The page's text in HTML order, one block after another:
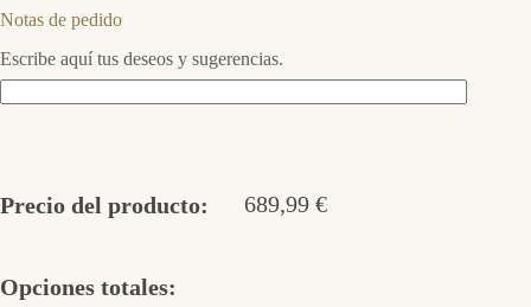
Notas de pedido
Escribe aquí tus deseos y sugerencias.
Precio del producto: 689,99 €
Opciones totales: